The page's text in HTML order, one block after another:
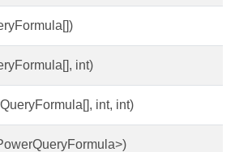
int)
int, int)